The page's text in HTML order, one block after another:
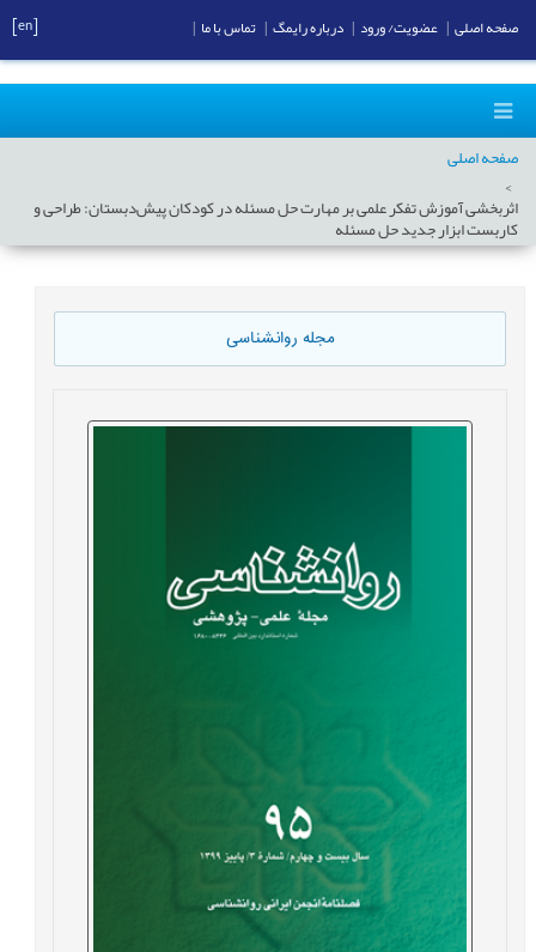
صفحه اصلی
اثربخشی آموزش تفکر علمی بر مهارت حل مسئله در کودکان پيش‌دبستان: طراحی و
کاربست ابزار جديد حل مسئله
مجله روانشناسی
صفحه اصلی عضویت/ ورود درباره رایمگ تماس با ما